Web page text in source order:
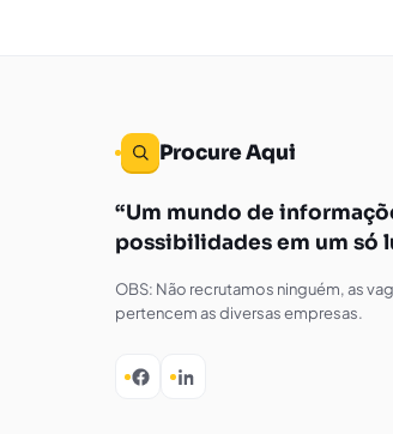
Procure Aqui
Um mundo de
possibilidades em um só
OBS: Não recrutamos ninguém, as
pertencem as diversas empresas.